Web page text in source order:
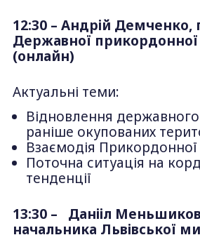
12:30 – Андрій Демченко,
Державної
(онлайн)
Актуальні теми:
Відновлення
раніше окупованих
Взаємодія
Поточна ситуація на
тенденції
13:30 – Данііл
начальника Львівської